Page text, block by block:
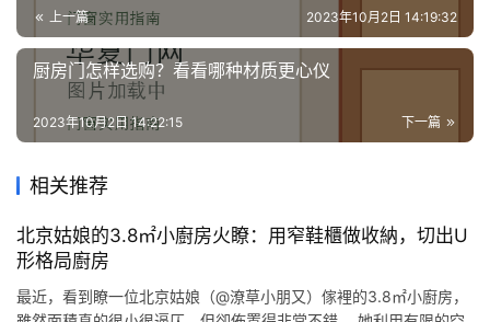
上一篇 2023年10月2日 14:19:32
厨房门怎样选购？看看哪种材质更心仪
下一篇
2023年10月2日 14:22:15
相关推荐
北京姑娘的3.8㎡小廚房火瞭：用窄鞋櫃做收納，切出U
形格局廚房
最近，看到瞭一位北京姑娘（@潦草小朋又）傢裡的3.8㎡小廚房，